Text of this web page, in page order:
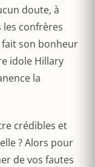
doute, à
les confrères
fait son bonheur
idole Hillary
la
crédibles et
? Alors pour
de vos fautes